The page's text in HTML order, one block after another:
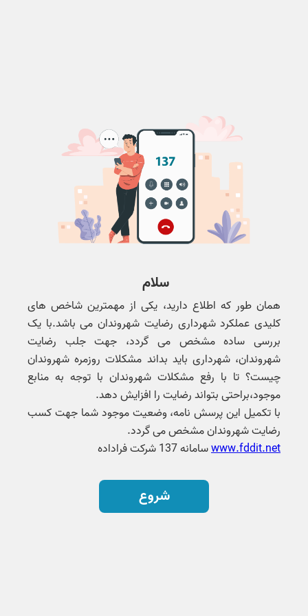
سلام
همان طور که اطلاع دارید، یکی از مهمترین شاخص های
کلیدی عملکرد شهرداری رضایت شهروندان می باشد.با یک
بررسی ساده مشخص می گردد، جهت جلب رضایت
شهروندان، شهرداری باید بداند مشکلات روزمره شهروندان
چیست؟ تا با رفع مشکلات شهروندان با توجه به منابع
موجود،براحتی بتواند رضایت را افزایش دهد.
با تکمیل این پرسش نامه، وضعیت موجود شما جهت کسب
رضایت شهروندان مشخص می گردد.
www.fddit.netسامانه 137 شرکت فراداده
شروع